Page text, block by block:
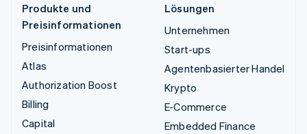
Produkte und
Preisinformationen
Preisinformationen
Atlas
Authorization Boost
Billing
Capital
Lösungen
Unternehmen
Start-ups
Agentenbasierter Handel
Krypto
E-Commerce
Embedded Finance